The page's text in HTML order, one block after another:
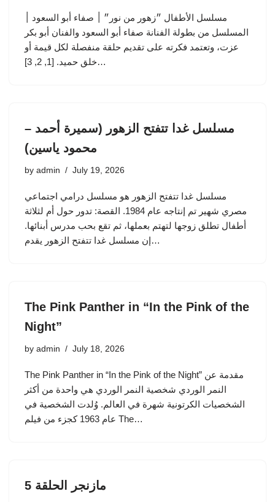
مسلسل الأطفال ״زهور من نور״ ׀ صفاء أبو السعود ׀
المسلسل من بطولة الفنانة صفاء أبو السعود والفنان أبو بكر
عزت، وتعتمد فكرته على تقديم حلقة منفصلة لكل قيمة أو
خلق حميد. [1, 2, 3]…
مسلسل غدا تتفتح الزهور (سميرة أحمد –
محمود ياسين)
by admin July 19, 2026
مسلسل غدا تتفتح الزهور هو مسلسل درامي اجتماعي
مصري شهير تم إنتاجه عام 1984. القصة: تدور حول أم لثلاثة
أطفال تطلق زوجها لتهتم بعملها، ثم تقع بحب مدرس أبنائها.
إن مسلسل غدا تتفتح الزهور يقدم…
The Pink Panther in “In the Pink of the
Night”
by admin July 18, 2026
The Pink Panther in “In the Pink of the Night” مقدمة عن
النمر الوردي شخصية النمر الوردي هي واحدة من أكثر
الشخصيات الكرتونية شهرة في العالم. وُلدت الشخصية في
عام 1963 كجزء من فيلم The…
مازنجر الحلقة 5